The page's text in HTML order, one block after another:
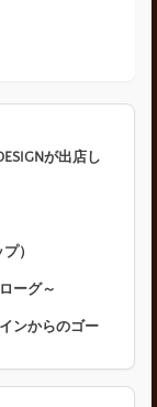
が出店し
）
ーグ～
ンからのゴー